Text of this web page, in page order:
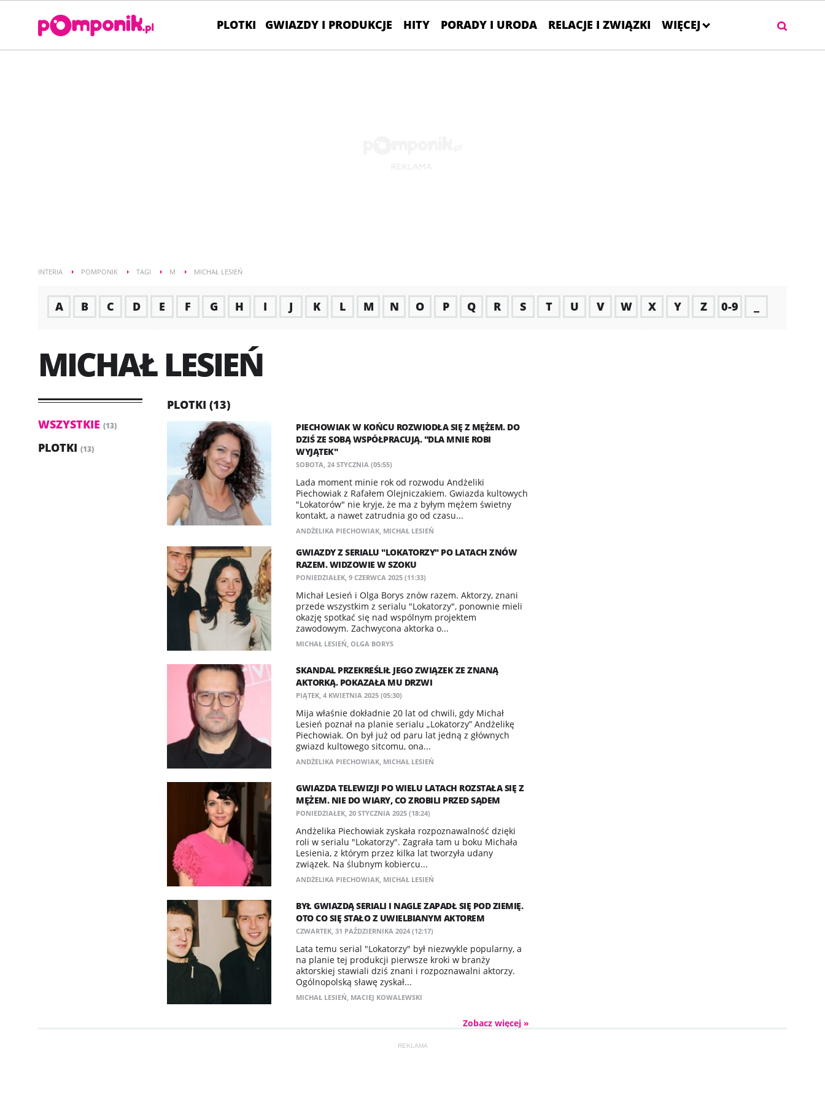
PLOTKI GWIAZDY I PRODUKCJE HITY PORADY I URODA RELACJE I ZWIĄZKI WIĘCEJ
INTERIA POMPONIK TAGI M MICHAŁ LESIEŃ
A B C D E F G H I J K L M N O P Q R S T U V W X Y Z 0-9
MICHAŁ LESIEŃ
WSZYSTKIE (13)
PLOTKI (13)
PLOTKI (13)
PIECHOWIAK W KOŃCU ROZWIODŁA SIĘ Z MĘŻEM. DO
DZIŚ ZE SOBĄ WSPÓŁPRACUJĄ. "DLA MNIE ROBI
WYJĄTEK"
SOBOTA, 24 STYCZNIA (05:55)
Lada moment minie rok od rozwodu Andżeliki
Piechowiak z Rafałem Olejniczakiem. Gwiazda kultowych
"Lokatorów" nie kryje, że ma z byłym mężem świetny
kontakt, a nawet zatrudnia go od czasu...
ANDŻELIKA PIECHOWIAK, MICHAŁ LESIEŃ
GWIAZDY Z SERIALU "LOKATORZY" PO LATACH ZNÓW
RAZEM. WIDZOWIE W SZOKU
PONIEDZIAŁEK, 9 CZERWCA 2025 (11:33)
Michał Lesień i Olga Borys znów razem. Aktorzy, znani
przede wszystkim z serialu "Lokatorzy", ponownie mieli
okazję spotkać się nad wspólnym projektem
zawodowym. Zachwycona aktorka o...
MICHAŁ LESIEŃ, OLGA BORYS
SKANDAL PRZEKREŚLIŁ JEGO ZWIĄZEK ZE ZNANĄ
AKTORKĄ. POKAZAŁA MU DRZWI
PIĄTEK, 4 KWIETNIA 2025 (05:30)
Mija właśnie dokładnie 20 lat od chwili, gdy Michał
Lesień poznał na planie serialu „Lokatorzy” Andżelikę
Piechowiak. On był już od paru lat jedną z głównych
gwiazd kultowego sitcomu, ona...
ANDŻELIKA PIECHOWIAK, MICHAŁ LESIEŃ
GWIAZDA TELEWIZJI PO WIELU LATACH ROZSTAŁA SIĘ Z
MĘŻEM. NIE DO WIARY, CO ZROBILI PRZED SĄDEM
PONIEDZIAŁEK, 20 STYCZNIA 2025 (18:24)
Andżelika Piechowiak zyskała rozpoznawalność dzięki
roli w serialu "Lokatorzy". Zagrała tam u boku Michała
Lesienia, z którym przez kilka lat tworzyła udany
związek. Na ślubnym kobiercu...
ANDŻELIKA PIECHOWIAK, MICHAŁ LESIEŃ
BYŁ GWIAZDĄ SERIALI I NAGLE ZAPADŁ SIĘ POD ZIEMIĘ.
OTO CO SIĘ STAŁO Z UWIELBIANYM AKTOREM
CZWARTEK, 31 PAŹDZIERNIKA 2024 (12:17)
Lata temu serial "Lokatorzy" był niezwykle popularny, a
na planie tej produkcji pierwsze kroki w branży
aktorskiej stawiali dziś znani i rozpoznawalni aktorzy.
Ogólnopolską sławę zyskał...
MICHAŁ LESIEŃ, MACIEJ KOWALEWSKI
Zobacz więcej »
REKLAMA